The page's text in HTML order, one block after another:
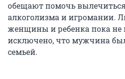
обещают помочь
алкоголизма и игромании.
женщины и ребенка пока не
исключено, что мужчина
семьей.